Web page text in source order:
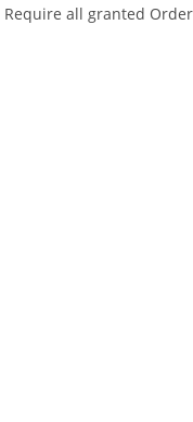
Require all granted